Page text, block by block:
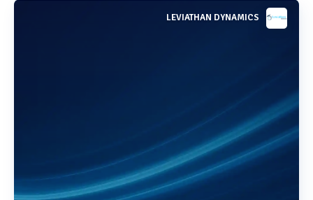
LEVIATHAN DYNAMICS